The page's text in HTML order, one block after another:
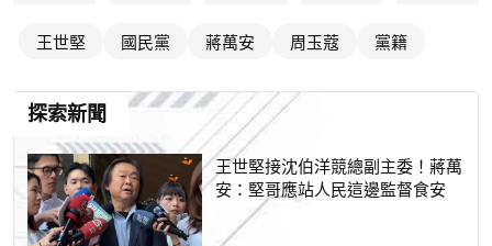
王世堅 國民黨 蔣萬安 周玉蔻 黨籍
探索新聞
王世堅接沈伯洋競總副主委！蔣萬
安：堅哥應站人民這邊監督食安